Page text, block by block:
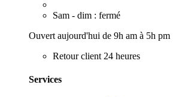
Sam - dim : fermé
Ouvert aujourd'hui de 9h am à 5h pm
Retour client 24 heures
Services